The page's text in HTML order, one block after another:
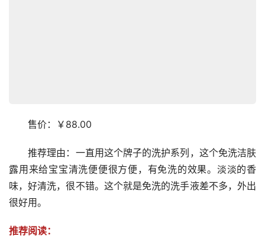
售价：￥88.00
推荐理由：一直用这个牌子的洗护系列，这个免洗洁肤
露用来给宝宝清洗便便很方便，有免洗的效果。淡淡的香
味，好清洗，很不错。这个就是免洗的洗手液差不多，外出
很好用。
推荐阅读：